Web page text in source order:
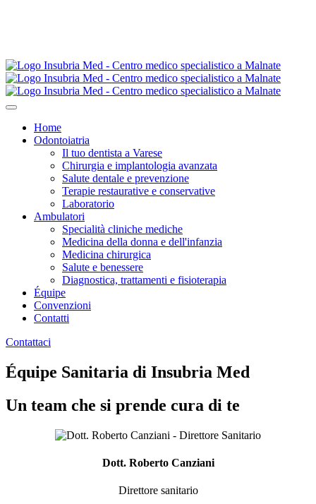
Home
Odontoiatria
Il tuo dentista a Varese
Chirurgia e implantologia avanzata
Salute dentale e prevenzione
Terapie restaurative e conservative
Laboratorio
Ambulatori
Specialità cliniche mediche
Medicina della donna e dell'infanzia
Medicina chirurgica
Salute e benessere
Diagnostica, trattamenti e fisioterapia
Équipe
Convenzioni
Contatti
Contattaci
Équipe Sanitaria di Insubria Med
Un team che si prende cura di te
Dott. Roberto Canziani
Direttore sanitario